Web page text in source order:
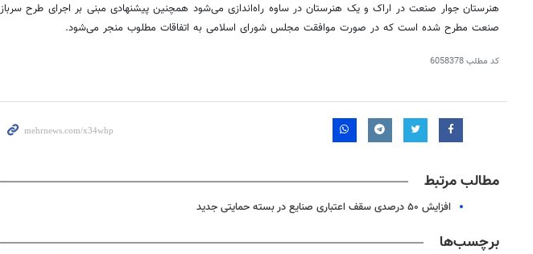
هنرستان جوار صنعت در اراک و یک هنرستان در ساوه راه‌اندازی می‌شود همچنین پیشنهادی مبنی بر اجرای طرح سرباز
صنعت مطرح شده است که در صورت موافقت مجلس شورای اسلامی به اتفاقات مطلوب منجر می‌شود.
کد مطلب6058378
مطالب مرتبط
افزایش ۵۰ درصدی سقف اعتباری صنایع در بسته حمایتی جدید
برچسب‌ها
روزنامه‌های صبح پنج‌شنبه ۱۵ مرداد ۱۴۰۵ روزنامه‌های ورزشی پنج‌شنبه ۱۵ مرداد ۱۴۰۵